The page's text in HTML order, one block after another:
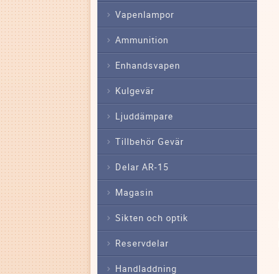
Vapenlampor
Ammunition
Enhandsvapen
Kulgevär
Ljuddämpare
Tillbehör Gevär
Delar AR-15
Magasin
Sikten och optik
Reservdelar
Handladdning